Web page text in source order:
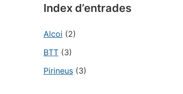
Index d’entrades
Alcoi (2)
BTT (3)
Pirineus (3)